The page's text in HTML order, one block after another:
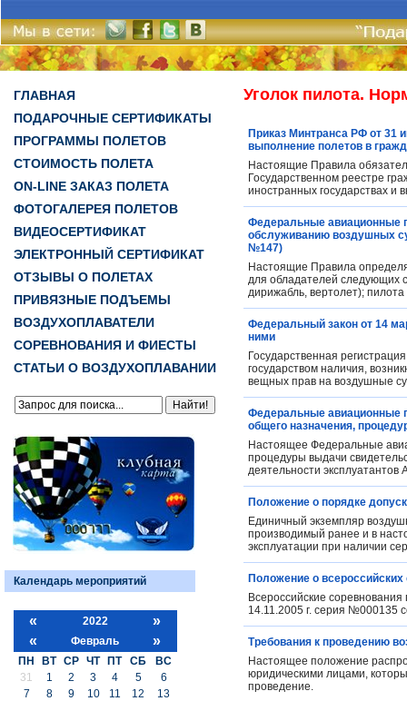
ГЛАВНАЯ
ПОДАРОЧНЫЕ СЕРТИФИКАТЫ
ПРОГРАММЫ ПОЛЕТОВ
СТОИМОСТЬ ПОЛЕТА
ON-LINE ЗАКАЗ ПОЛЕТА
ФОТОГАЛЕРЕЯ ПОЛЕТОВ
ВИДЕОСЕРТИФИКАТ
ЭЛЕКТРОННЫЙ СЕРТИФИКАТ
ОТЗЫВЫ О ПОЛЕТАХ
ПРИВЯЗНЫЕ ПОДЪЕМЫ
ВОЗДУХОПЛАВАТЕЛИ
СОРЕВНОВАНИЯ И ФИЕСТЫ
СТАТЬИ О ВОЗДУХОПЛАВАНИИ
Календарь мероприятий
« 2022
»
«
Февраль »
ПН ВТ СР ЧТ ПТ СБ
ВС
31
1 2 3 4 5
6
7
8 9 10 11 12
13
Уголок пилота.
Приказ Минтранса РФ от 31
выполнение полетов в
Настоящие Правила
Государственном реестре
иностранных государствах и
Федеральные авиационные
обслуживанию воздушных
№147)
Настоящие Правила
для обладателей следующих
дирижабль, вертолет); пилота
Федеральный закон от 14
ними
Государственная
государством наличия,
вещных прав на воздушные
Федеральные авиационные
общего назначения,
Настоящее Федеральные
процедуры выдачи
деятельности эксплуатантов
Положение о порядке
Единичный экземпляр
производимый ранее и в
эксплуатации при наличии
Положение о
Всероссийские
14.11.2005 г. серия №000135
Требования к проведению
Настоящее положение
юридическими лицами,
проведение.